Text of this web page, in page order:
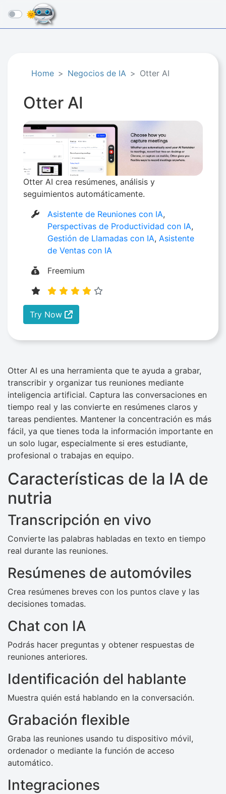
☰
Home Negocios de IA​ Otter AI
Otter AI
Otter AI crea resúmenes, análisis y
seguimientos automáticamente.
Asistente de Reuniones con IA,
Perspectivas de Productividad con IA,
Gestión de Llamadas con IA, Asistente
de Ventas con IA
Freemium
Try Now
Otter AI es una herramienta que te ayuda a grabar,
transcribir y organizar tus reuniones mediante
inteligencia artificial. Captura las conversaciones en
tiempo real y las convierte en resúmenes claros y
tareas pendientes. Mantener la concentración es más
fácil, ya que tienes toda la información importante en
un solo lugar, especialmente si eres estudiante,
profesional o trabajas en equipo.
Características de la IA de
nutria
Transcripción en vivo
Convierte las palabras habladas en texto en tiempo
real durante las reuniones.
Resúmenes de automóviles
Crea resúmenes breves con los puntos clave y las
decisiones tomadas.
Chat con IA
Podrás hacer preguntas y obtener respuestas de
reuniones anteriores.
Identificación del hablante
Muestra quién está hablando en la conversación.
Grabación flexible
Graba las reuniones usando tu dispositivo móvil,
ordenador o mediante la función de acceso
automático.
Integraciones